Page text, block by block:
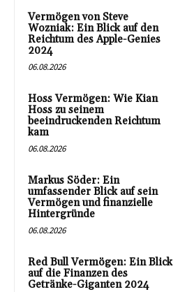
Vermögen von Steve
Wozniak: Ein Blick auf den
Reichtum des Apple-Genies
2024
06.08.2026
Hoss Vermögen: Wie Kian
Hoss zu seinem
beeindruckenden Reichtum
kam
06.08.2026
Markus Söder: Ein
umfassender Blick auf sein
Vermögen und finanzielle
Hintergründe
06.08.2026
Red Bull Vermögen: Ein Blick
auf die Finanzen des
Getränke-Giganten 2024